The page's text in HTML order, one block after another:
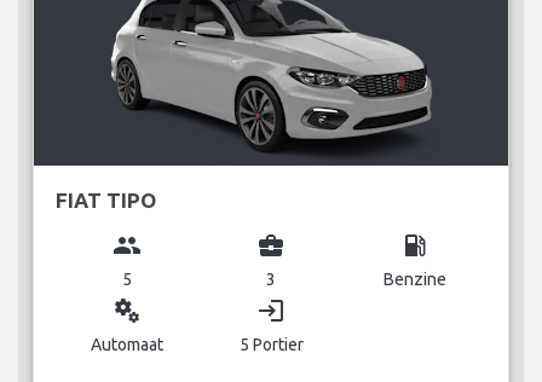
FIAT TIPO
group
5
business_center
3
local_gas_station
Benzine
miscellaneous_services
Automaat
login
5 Portier